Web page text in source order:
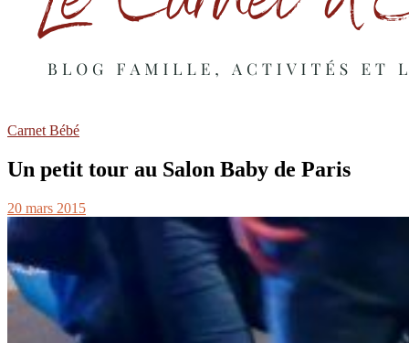
Carnet Bébé
Un petit tour au Salon Baby de Paris
20 mars 2015